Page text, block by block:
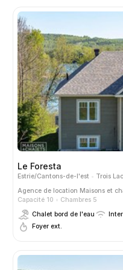
Le Foresta
Estrie/Cantons-de-l'est
Trois
Agence de location Maisons et
Capacité 10
Chambres 5
Chalet bord de l'eau
Foyer ext.